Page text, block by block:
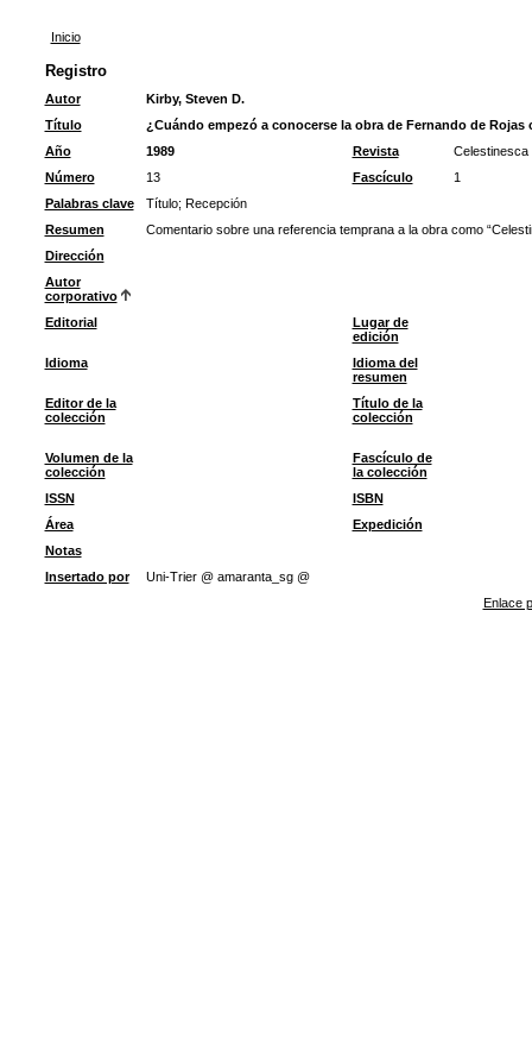
Inicio
Registro
Autor
Kirby, Steven D.
Título
¿Cuándo empezó a conocerse la obra de Fernando de Rojas
Año
1989 Revista
Celestinesca
Número
13 Fascículo
1
Palabras clave
Título; Recepción
Resumen
Comentario sobre una referencia temprana a la obra como
Dirección
Autor
corporativo
Editorial
Lugar de
edición
Idioma
Idioma del
resumen
Editor de la
colección
Título de la
colección
Volumen de la
colección
Fascículo de
la colección
ISSN
ISBN
Área
Expedición
Notas
Insertado por
Uni-Trier @ amaranta_sg @
Enlace